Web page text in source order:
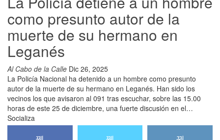
como presunto autor de la
muerte de su hermano en
Leganés
Al Cabo de la Calle Dic 26, 2025
La Policía Nacional ha detenido a un hombre como presunto
autor de la muerte de su hermano en Leganés. Han sido los
vecinos los que avisaron al 091 tras escuchar, sobre las 15.00
horas de este 25 de diciembre, una fuerte discusión en el…
Socializa